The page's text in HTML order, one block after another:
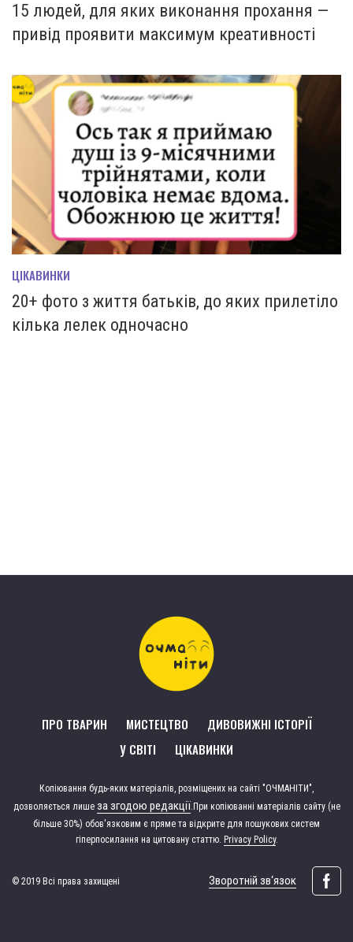
15 людей, для яких виконання прохання —
привід проявити максимум креативності
ЦІКАВИНКИ
20+ фото з життя батьків, до яких прилетіло
кілька лелек одночасно
ПРО ТВАРИН МИСТЕЦТВО
ДИВОВИЖНІ ІСТОРІЇ
У СВІТІ
ЦІКАВИНКИ
Зворотній зв‘язок
Копіювання будь-яких матеріалів, розміщених на сайті "ОЧМАНІТИ",
дозволяється лише за згодою редакції. При копіюванні матеріалів сайту (не
більше 30%) обов'язковим є пряме та відкрите для пошукових систем
гіперпосилання на цитовану статтю. Privacy Policy.
© 2019 Всі права захищені